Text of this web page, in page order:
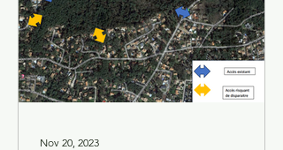
Nov 20, 2023